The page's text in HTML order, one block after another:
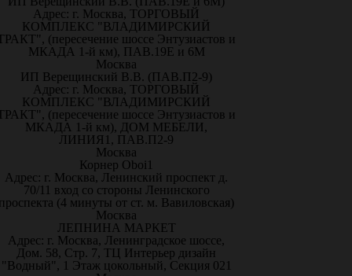
Адрес: г. Москва, ТОРГОВЫЙ
КОМПЛЕКС "ВЛАДИМИРСКИЙ
(пересечение шоссе Энтузиастов и
МКАДА 1-й км), ПАВ.19Е и 6М
Москва
ИП Верещинский В.В. (ПАВ.П2-9)
Адрес: г. Москва, ТОРГОВЫЙ
КОМПЛЕКС "ВЛАДИМИРСКИЙ
(пересечение шоссе Энтузиастов и
МКАДА 1-й км), ДОМ МЕБЕЛИ,
ЛИНИЯ1, ПАВ.П2-9
Москва
Корнер Oboi1
Адрес: г. Москва, Ленинский проспект д.
70/11 вход со стороны Ленинского
(4 минуты от ст. м. Вавиловская)
Москва
ЛЕПНИНА МАРКЕТ
Адрес: г. Москва, Ленинградское шоссе,
Дом. 58, Стр. 7, ТЦ Интерьер дизайн
"Водный", 1 Этаж цокольный, Секция 021